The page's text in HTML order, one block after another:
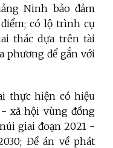
Ninh bảo đảm
có lộ trình cụ
thác dựa trên tài
phương để gắn với
thực hiện có hiệu
xã hội vùng đồng
giai đoạn 2021 -
Đề án về phát